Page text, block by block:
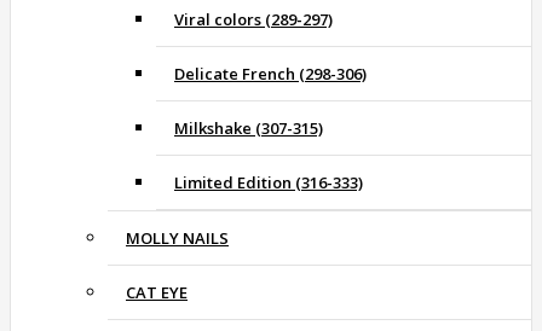
Viral colors (289-297)
Delicate French (298-306)
Milkshake (307-315)
Limited Edition (316-333)
MOLLY NAILS
CAT EYE